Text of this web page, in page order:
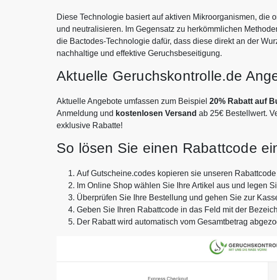
Diese Technologie basiert auf aktiven Mikroorganismen, die
und neutralisieren. Im Gegensatz zu herkömmlichen
die Bactodes-Technologie dafür, dass diese direkt an der
nachhaltige und effektive Geruchsbeseitigung.
Aktuelle Geruchskontrolle.de
Aktuelle Angebote umfassen zum Beispiel 20% Rabatt auf
Anmeldung und kostenlosen Versand ab 25€ Bestellwert.
exklusive Rabatte!
So lösen Sie einen Rabattcode
Auf Gutscheine.codes kopieren sie unseren
Im Online Shop wählen Sie Ihre Artikel aus und legen
Überprüfen Sie Ihre Bestellung und gehen Sie zur
Geben Sie Ihren Rabattcode in das Feld mit der
Der Rabatt wird automatisch vom Gesamtbetrag